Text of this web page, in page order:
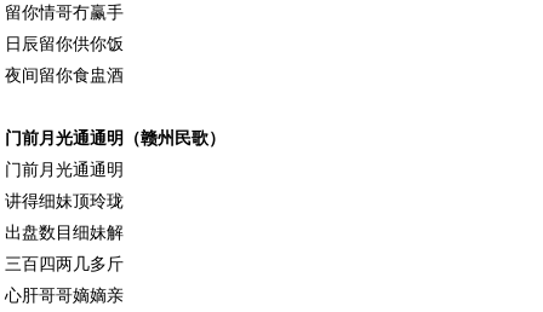
留你情哥冇赢手
日辰留你供你饭
夜间留你食盅酒
门前月光通通明（赣州民歌）
门前月光通通明
讲得细妹顶玲珑
出盘数目细妹解
三百四两几多斤
心肝哥哥嫡嫡亲